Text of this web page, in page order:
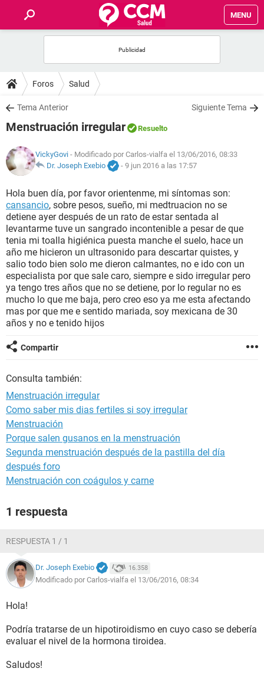
MENU
FOROS
SALUD
NUTRICIÓN
BIENESTAR
SEXUALIDAD
GLOSARIO
Foros Salud
Tema Anterior Siguiente Tema
Menstruación irregular Resuelto
VickyGovi - Modificado por Carlos-vialfa el 13/06/2016, 08:33
Dr. Joseph Exebio
- 9 jun 2016 a las 17:57
Hola buen día, por favor orientenme, mi síntomas son:
cansancio, sobre pesos, sueño, mi medtruacion no se
detiene ayer después de un rato de estar sentada al
levantarme tuve un sangrado incontenible a pesar de que
tenia mi toalla higiénica puesta manche el suelo, hace un
año me hicieron un ultrasonido para descartar quistes, y
salio todo bien solo me dieron calmantes, no e ido con un
especialista por que sale caro, siempre e sido irregular pero
ya tengo tres años que no se detiene, por lo regular no es
mucho lo que me baja, pero creo eso ya me esta afectando
mas por que me e sentido mariada, soy mexicana de 30
años y no e tenido hijos
Compartir
Consulta también:
Menstruación irregular
Como saber mis dias fertiles si soy irregular
Menstruación
Porque salen gusanos en la menstruación
Segunda menstruación después de la pastilla del día
después foro
Menstruación con coágulos y carne
1 respuesta
RESPUESTA 1 / 1
Dr. Joseph Exebio 16.358
Modificado por Carlos-vialfa el 13/06/2016, 08:34
Hola!
Podría tratarse de un hipotiroidismo en cuyo caso se debería
evaluar el nivel de la hormona tiroidea.
Saludos!